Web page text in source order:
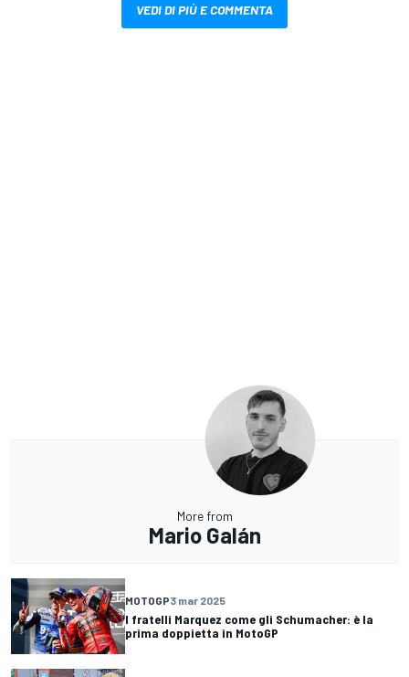
VEDI DI PIÙ E COMMENTA
More from
Mario Galán
MOTOGP3 mar 2025
I fratelli Marquez come gli Schumacher: è la
prima doppietta in MotoGP